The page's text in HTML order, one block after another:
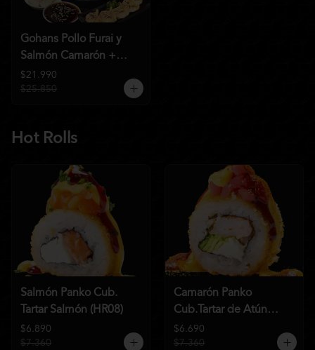
Gohans Pollo Furai y
Salmón Camarón +
2QC
$21.990
$25.850
Hot Rolls
Salmón Panko Cub.
Tartar Salmón (HR08)
$6.890
$7.360
Camarón Panko
Cub.Tartar de Atún
(HR07)
$6.690
$7.360